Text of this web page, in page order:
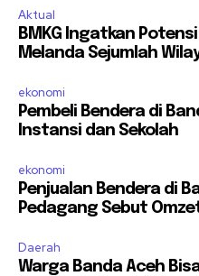
Aktual
BMKG Ingatkan
Melanda Sejumlah
ekonomi
Pembeli Bendera di
Instansi dan Sekolah
ekonomi
Penjualan Bendera di
Pedagang Sebut
Daerah
Warga Banda Aceh